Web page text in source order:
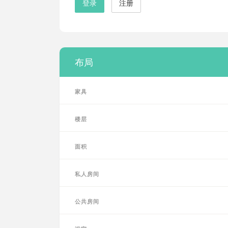
登录 注册
布局
家具
楼层
面积
私人房间
公共房间